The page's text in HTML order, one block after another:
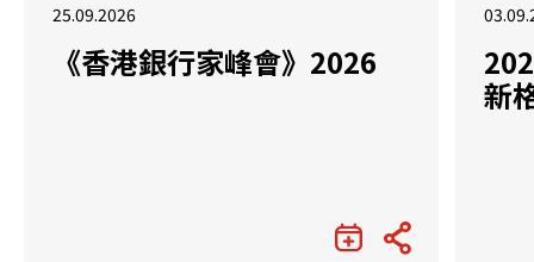
25.09.2026
《香港銀行家峰會》2026
新